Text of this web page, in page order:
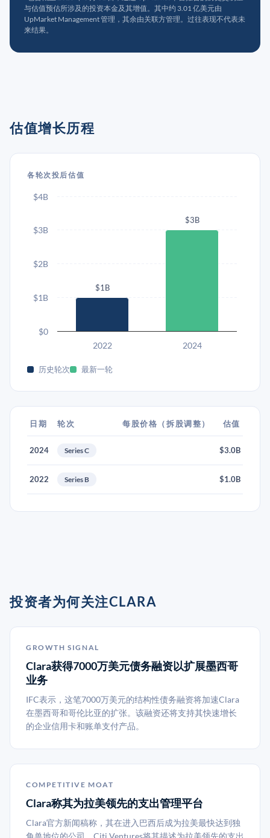
与估值预估所涉及的投资本金及其增值。其中约 3.01 亿美元由
UpMarket Management 管理，其余由关联方管理。过往表现不代表未
来结果。
估值增长历程
各轮次投后估值
$1B
$3B
2022 2024
$0
$1B
$2B
$3B
$4B
历史轮次 最新一轮
日期 轮次 每股价格（拆股调整） 估值
2024 Series C $3.0B
2022 Series B $1.0B
投资者为何关注CLARA
GROWTH SIGNAL
Clara获得7000万美元债务融资以扩展墨西哥
业务
IFC表示，这笔7000万美元的结构性债务融资将加速Clara
在墨西哥和哥伦比亚的扩张。该融资还将支持其快速增长
的企业信用卡和账单支付产品。
COMPETITIVE MOAT
Clara称其为拉美领先的支出管理平台
Clara官方新闻稿称，其在进入巴西后成为拉美最快达到独
角兽地位的公司。Citi Ventures将其描述为拉美领先的支出